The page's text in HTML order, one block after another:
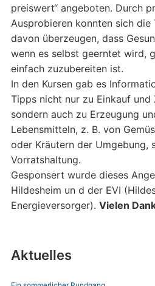
Aktuelles
preiswert“ angeboten. Durch
Ausprobieren konnten sich die
davon überzeugen, dass
wenn es selbst geerntet wird,
einfach zuzubereiten ist.
In den Kursen gab es
Tipps nicht nur zu Einkauf und
sondern auch zu Erzeugung
Lebensmitteln, z. B. von
oder Kräutern der Umgebung,
Vorratshaltung.
Gesponsert wurde dieses
Hildesheim un d der EVI
Energieversorger). Vielen